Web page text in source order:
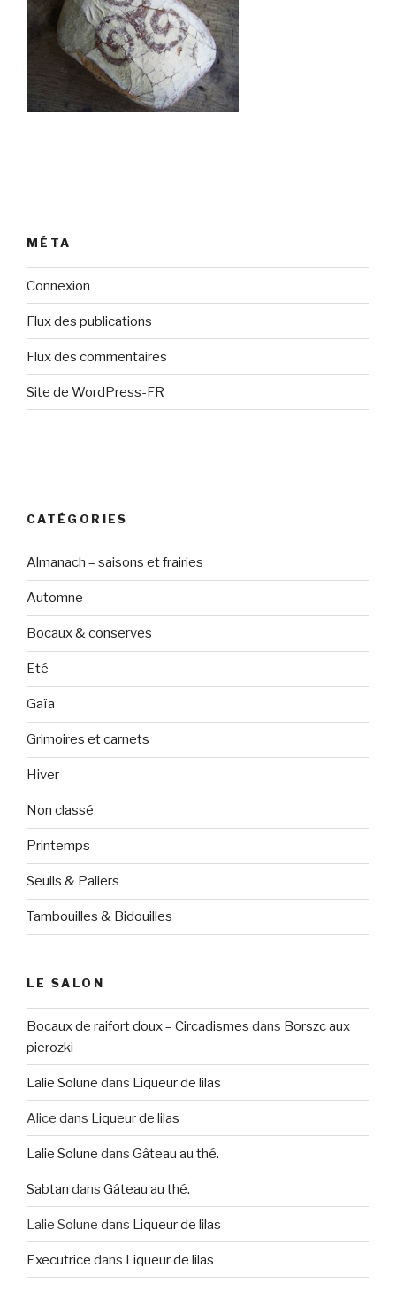
MÉTA
Connexion
Flux des publications
Flux des commentaires
Site de WordPress-FR
CATÉGORIES
Almanach – saisons et frairies
Automne
Bocaux & conserves
Eté
Gaïa
Grimoires et carnets
Hiver
Non classé
Printemps
Seuils & Paliers
Tambouilles & Bidouilles
LE SALON
Bocaux de raifort doux – Circadismes dans Borszc aux
pierozki
Lalie Solune dans Liqueur de lilas
Alice dans Liqueur de lilas
Lalie Solune dans Gâteau au thé.
Sabtan dans Gâteau au thé.
Lalie Solune dans Liqueur de lilas
Executrice dans Liqueur de lilas